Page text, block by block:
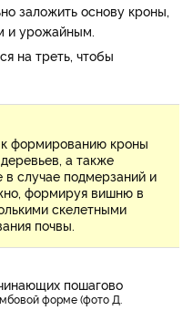
заложить основу кроны,
и урожайным.
на треть, чтобы
формированию кроны
а также
в случае подмерзаний и
формируя вишню в
скелетными
почвы.